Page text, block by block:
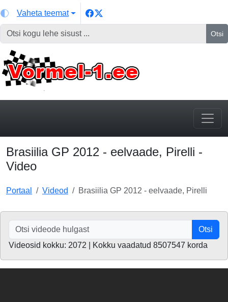
Vaheta teemat
Otsi
Brasiilia GP 2012 - eelvaade, Pirelli -
Video
Portaal Videod Brasiilia GP 2012 - eelvaade, Pirelli
Otsi
Videosid kokku: 2072 | Kokku vaadatud 8507547 korda